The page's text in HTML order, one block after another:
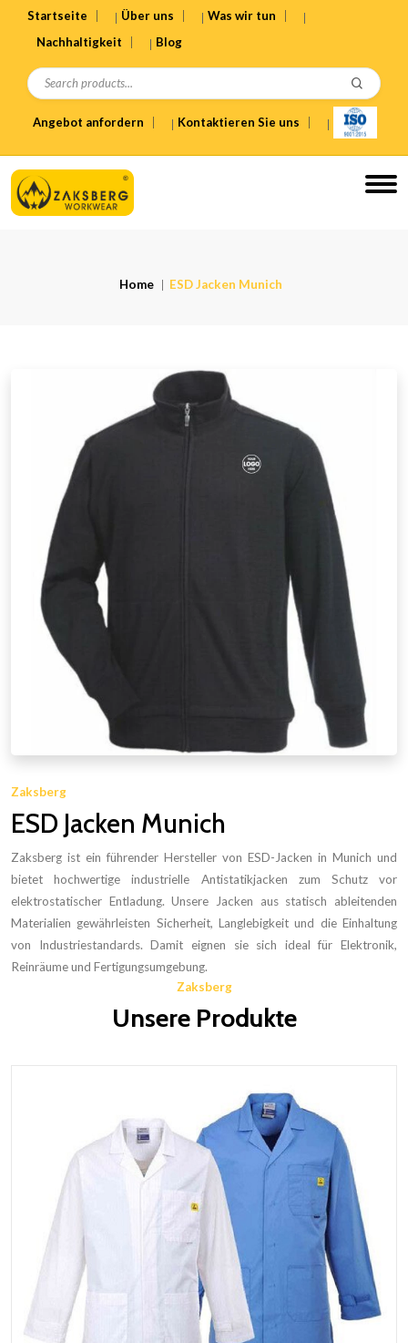
Startseite Über uns
Was wir tun
Nachhaltigkeit
Blog
Angebot anfordern Kontaktieren Sie uns
Home ESD Jacken Munich
Zaksberg
ESD Jacken Munich
Zaksberg ist ein führender Hersteller von ESD-Jacken in Munich und
bietet hochwertige industrielle Antistatikjacken zum Schutz vor
elektrostatischer Entladung. Unsere Jacken aus statisch ableitenden
Materialien gewährleisten Sicherheit, Langlebigkeit und die Einhaltung
von Industriestandards. Damit eignen sie sich ideal für Elektronik,
Reinräume und Fertigungsumgebung.
Zaksberg
Unsere Produkte